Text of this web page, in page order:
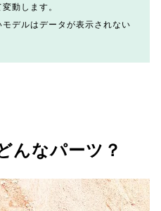
動します。
デルはデータが表示されない
んなパーツ？